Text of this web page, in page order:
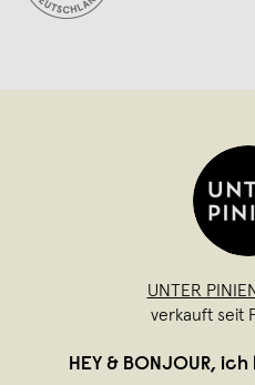
UNTER
verkauft seit
HEY & BONJOUR,